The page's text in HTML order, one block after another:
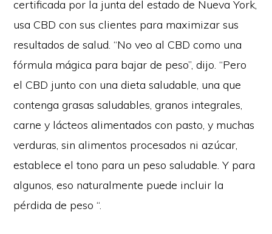
certificada por la junta del estado de Nueva York,
usa CBD con sus clientes para maximizar sus
resultados de salud. “No veo al CBD como una
fórmula mágica para bajar de peso”, dijo. “Pero
el CBD junto con una dieta saludable, una que
contenga grasas saludables, granos integrales,
carne y lácteos alimentados con pasto, y muchas
verduras, sin alimentos procesados ni azúcar,
establece el tono para un peso saludable. Y para
algunos, eso naturalmente puede incluir la
pérdida de peso “.